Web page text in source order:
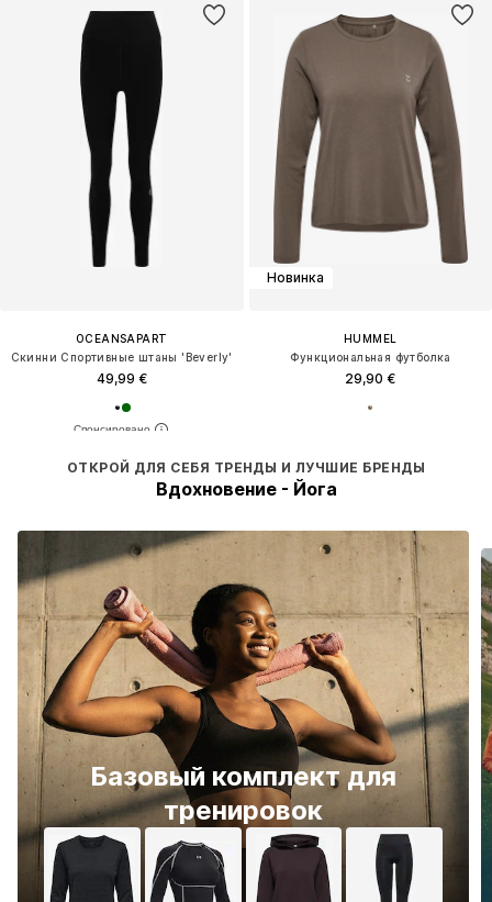
OCEANSAPART
Скинни Спортивные штаны 'Beverly'
49,99 €
ОТКРОЙ ДЛЯ СЕБЯ ТРЕНДЫ И ЛУЧШИЕ БРЕНДЫ
Вдохновение - Йога
Базовый комплект для
тренировок
Новинка
HUMMEL
Функциональная футболка
29,90 €